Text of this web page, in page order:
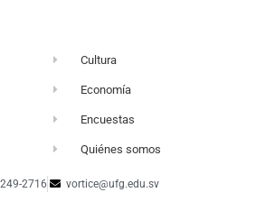
Cultura
Economía
Encuestas
Quiénes somos
2716 vortice@ufg.edu.sv